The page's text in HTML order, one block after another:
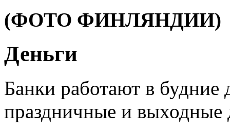
(ФОТО ФИНЛЯНДИИ)
Деньги
Банки работают в
праздничные и выходные